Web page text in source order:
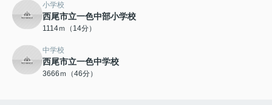
小学校
西尾市立一色中部小学校
1114ｍ（14分）
中学校
西尾市立一色中学校
3666ｍ（46分）